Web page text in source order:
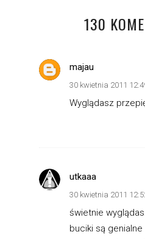
130
majau
30 kwietnia 2011
Wyglądasz
utkaaa
30 kwietnia 2011
świetnie
buciki są